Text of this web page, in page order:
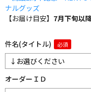
ナルグッズ
【お届け目安】 7月下旬以
件名(タイトル)
オーダーＩＤ